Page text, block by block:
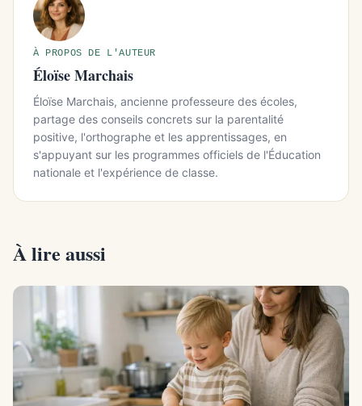
À PROPOS DE L'AUTEUR
Éloïse Marchais
Éloïse Marchais, ancienne professeure des écoles,
partage des conseils concrets sur la parentalité
positive, l'orthographe et les apprentissages, en
s'appuyant sur les programmes officiels de l'Éducation
nationale et l'expérience de classe.
À lire aussi